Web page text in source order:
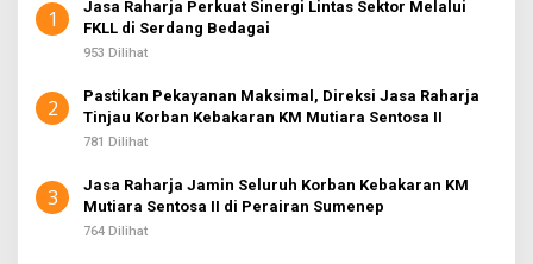
1
Jasa Raharja Perkuat Sinergi Lintas Sektor Melalui
FKLL di Serdang Bedagai
953 Dilihat
2
Pastikan Pekayanan Maksimal, Direksi Jasa Raharja
Tinjau Korban Kebakaran KM Mutiara Sentosa II
781 Dilihat
3
Jasa Raharja Jamin Seluruh Korban Kebakaran KM
Mutiara Sentosa II di Perairan Sumenep
764 Dilihat